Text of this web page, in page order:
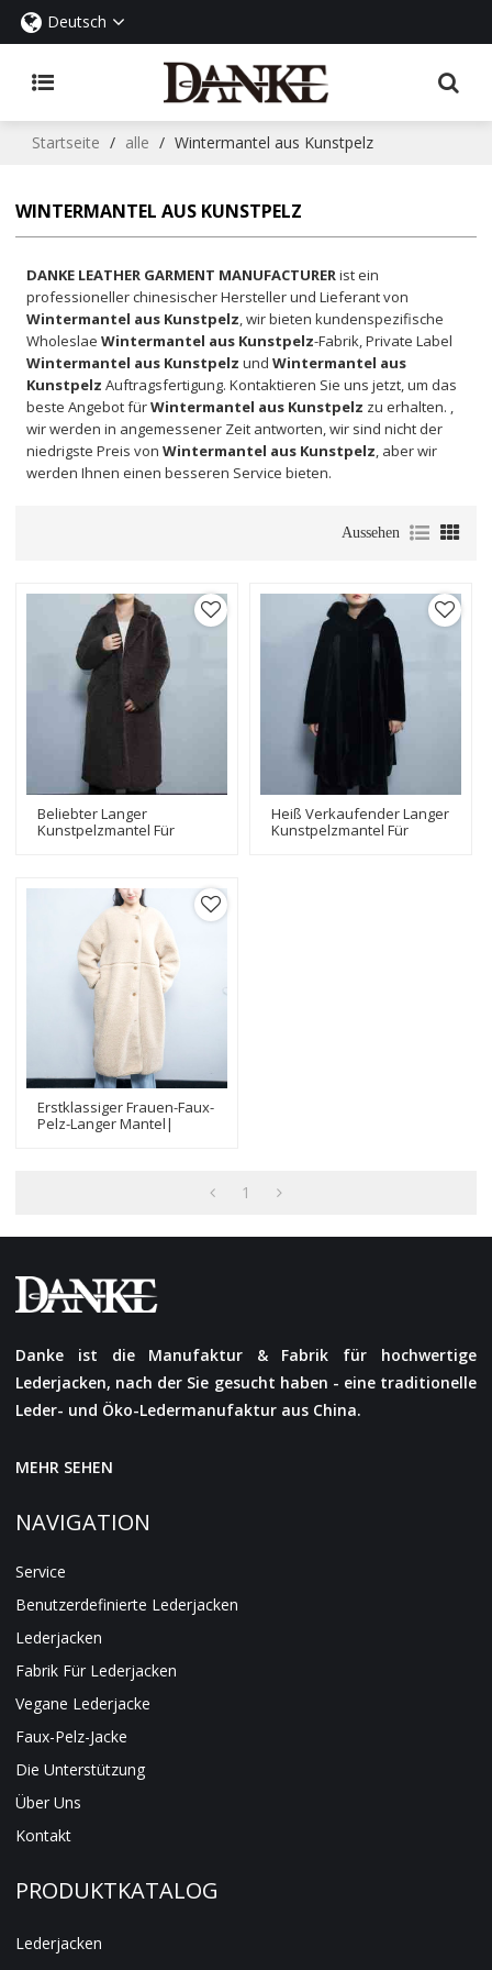
Deutsch
Startseite / alle / Wintermantel aus Kunstpelz
WINTERMANTEL AUS KUNSTPELZ
DANKE LEATHER GARMENT MANUFACTURERist ein
professioneller chinesischer Hersteller und Lieferant von
Wintermantel aus Kunstpelz, wir bieten kundenspezifische
WholeslaeWintermantel aus Kunstpelz-Fabrik, Private Label
Wintermantel aus Kunstpelz undWintermantel aus
Kunstpelz Auftragsfertigung. Kontaktieren Sie uns jetzt, um das
beste Angebot fürWintermantel aus Kunstpelz zu erhalten. ,
wir werden in angemessener Zeit antworten, wir sind nicht der
niedrigste Preis vonWintermantel aus Kunstpelz, aber wir
werden Ihnen einen besseren Service bieten.
Aussehen
Beliebter Langer
Kunstpelzmantel Für
Heiß Verkaufender Langer
Kunstpelzmantel Für
Erstklassiger Frauen-Faux-
Pelz-Langer Mantel|
1
Danke ist die Manufaktur & Fabrik für hochwertige
Lederjacken, nach der Sie gesucht haben - eine traditionelle
Leder- und Öko-Ledermanufaktur aus China.
MEHR SEHEN
NAVIGATION
Service
Benutzerdefinierte Lederjacken
Lederjacken
Fabrik Für Lederjacken
Vegane Lederjacke
Faux-Pelz-Jacke
Die Unterstützung
Über Uns
Kontakt
PRODUKTKATALOG
Lederjacken